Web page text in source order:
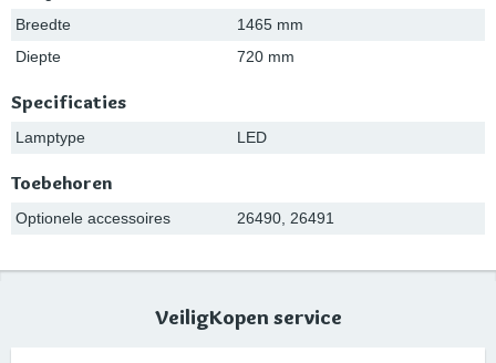
Breedte
1465 mm
Diepte
720 mm
Specificaties
Lamptype LED
Toebehoren
Optionele accessoires 26490, 26491
VeiligKopen service